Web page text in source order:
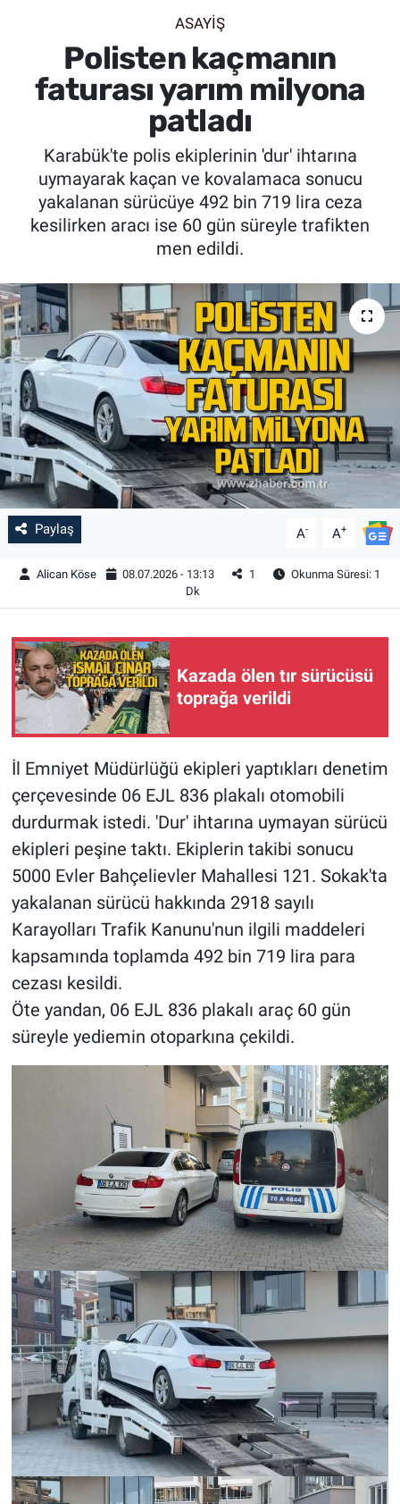
ASAYİŞ
Polisten kaçmanın
faturası yarım milyona
patladı
Karabük'te polis ekiplerinin 'dur' ihtarına
uymayarak kaçan ve kovalamaca sonucu
yakalanan sürücüye 492 bin 719 lira ceza
kesilirken aracı ise 60 gün süreyle trafikten
men edildi.
Paylaş A- A+
Alican Köse 08.07.2026 - 13:13 1
Okunma Süresi: 1
Dk
Kazada ölen tır sürücüsü
toprağa verildi
İl Emniyet Müdürlüğü ekipleri yaptıkları denetim
çerçevesinde 06 EJL 836 plakalı otomobili
durdurmak istedi. 'Dur' ihtarına uymayan sürücü
ekipleri peşine taktı. Ekiplerin takibi sonucu
5000 Evler Bahçelievler Mahallesi 121. Sokak'ta
yakalanan sürücü hakkında 2918 sayılı
Karayolları Trafik Kanunu'nun ilgili maddeleri
kapsamında toplamda 492 bin 719 lira para
cezası kesildi.
Öte yandan, 06 EJL 836 plakalı araç 60 gün
süreyle yediemin otoparkına çekildi.
SPOR